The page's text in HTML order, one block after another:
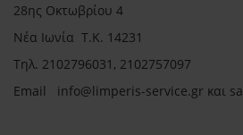
28ης Οκτωβρίου 4
Νέα Ιωνία Τ.Κ. 14231
Τηλ. 2102796031, 2102757097
Email info@limperis-service.gr και